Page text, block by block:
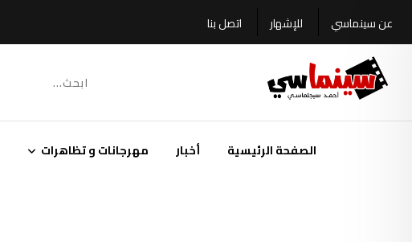
to
content
عن سينماسي للإشهار اتصل بنا
الصفحة الرئيسية أخبار مهرجانات و تظاهرات